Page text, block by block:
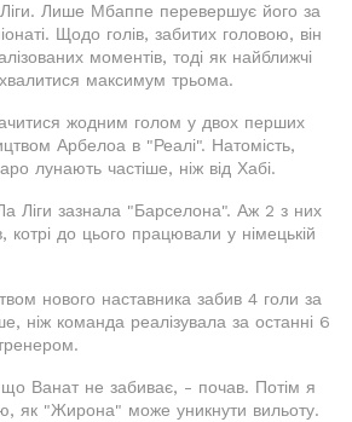
Лише Мбаппе перевершує його за
Щодо голів, забитих головою, він
моментів, тоді як найближчі
максимум трьома.
жодним голом у двох перших
Арбелоа в "Реалі". Натомість,
лунають частіше, ніж від Хабі.
Ліги зазнала "Барселона". Аж 2 з них
котрі до цього працювали у німецькій
нового наставника забив 4 голи за
ніж команда реалізувала за останні 6
Ванат не забиває, - почав. Потім я
як "Жирона" може уникнути вильоту.